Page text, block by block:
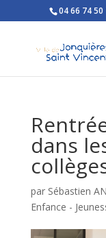
Ouvrir la barre d’outils
04 66 74 50
dans
par Sébastien
Enfance -